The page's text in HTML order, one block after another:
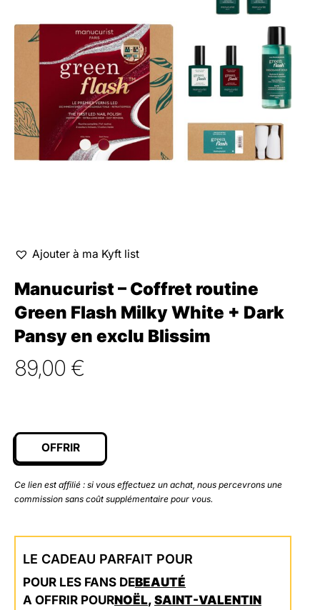
Ajouter à ma Kyft list
Manucurist – Coffret routine
Green Flash Milky White + Dark
Pansy en exclu Blissim
89,00 €
OFFRIR
Ce lien est affilié : si vous effectuez un achat, nous percevrons une
commission sans coût supplémentaire pour vous.
LE CADEAU PARFAIT POUR
POUR LES FANS DEBEAUTÉ
A OFFRIR POURNOËL, SAINT-VALENTIN